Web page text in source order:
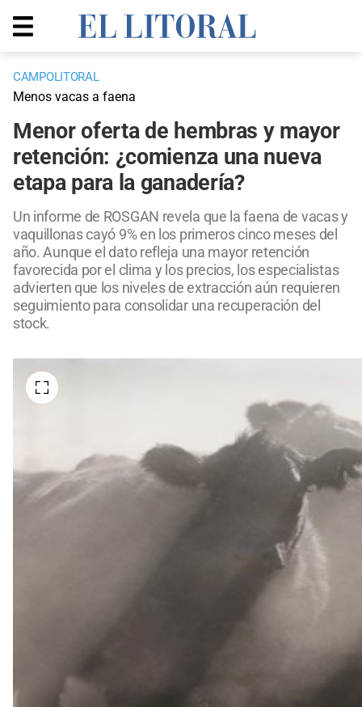
CAMPOLITORAL
Menos vacas a faena
Menor oferta de hembras y mayor
retención: ¿comienza una nueva
etapa para la ganadería?
Un informe de ROSGAN revela que la faena de vacas y
vaquillonas cayó 9% en los primeros cinco meses del
año. Aunque el dato refleja una mayor retención
favorecida por el clima y los precios, los especialistas
advierten que los niveles de extracción aún requieren
seguimiento para consolidar una recuperación del
stock.